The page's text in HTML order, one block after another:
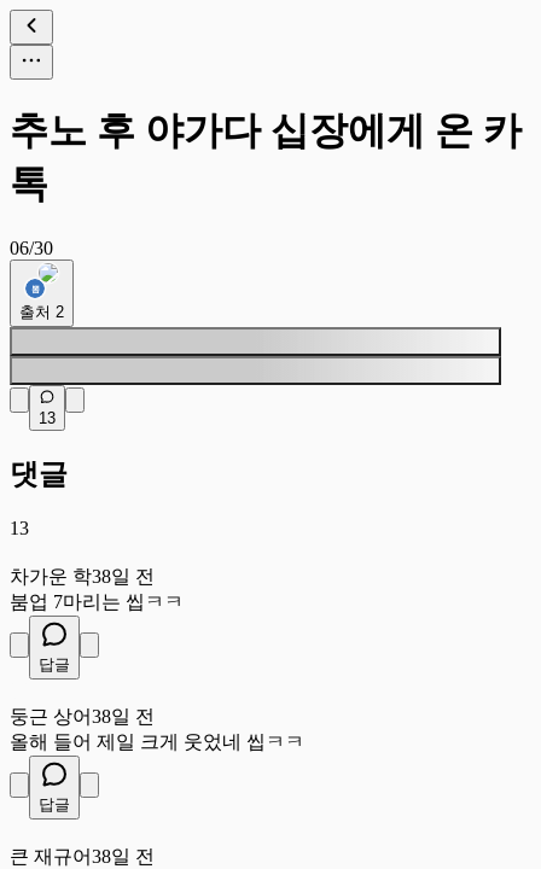
추노 후 야가다 십장에게 온 카
톡
06/30
출처 2
13
댓글
13
차가운 학38일 전
붐업 7마리는 씹ㅋㅋ
답글
둥근 상어38일 전
올해 들어 제일 크게 웃었네 씹ㅋㅋ
답글
큰 재규어38일 전